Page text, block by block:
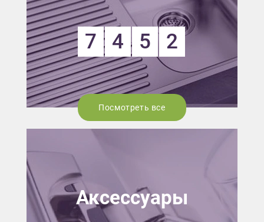
7 4 5 2
Посмотреть все
Аксессуары